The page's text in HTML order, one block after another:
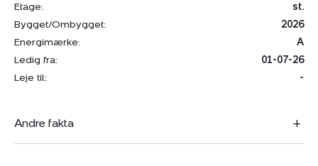
Etage:
st.
Bygget/Ombygget:
2026
Energimærke:
A
Ledig fra:
01-07-26
Leje til:
-
Andre fakta